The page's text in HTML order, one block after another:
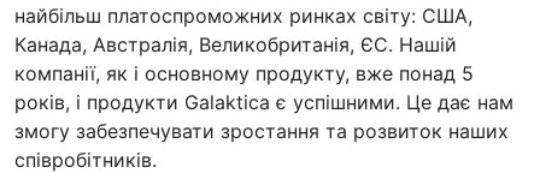
найбільш платоспроможних ринках світу: США,
Канада, Австралія, Великобританія, ЄС. Нашій
компанії, як і основному продукту, вже понад 5
років, і продукти Galaktica є успішними. Це дає нам
змогу забезпечувати зростання та розвиток наших
співробітників.